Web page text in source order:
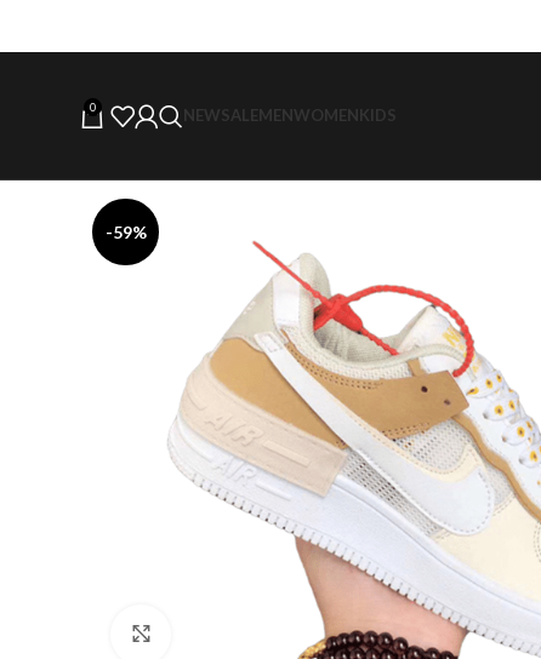
0 NEWSALEMENWOMENKIDS
-59%